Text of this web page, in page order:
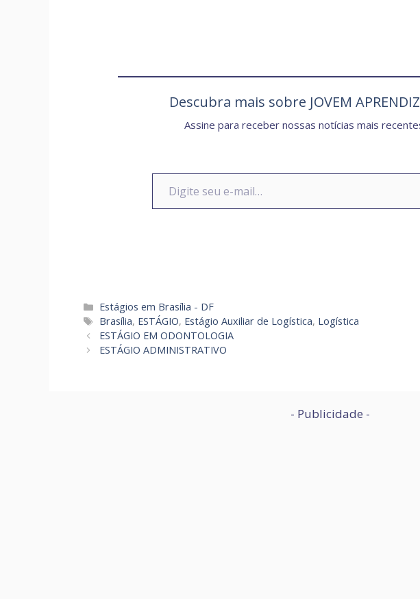
Descubra mais sobre JOVEM
Assine para receber nossas notícias mais
Digite seu e-mail…
Categorias
Estágios em Brasília - DF
Tags
Brasília, ESTÁGIO, Estágio Auxiliar de Logística, Logística
ESTÁGIO EM ODONTOLOGIA
ESTÁGIO ADMINISTRATIVO
- Publicidade -